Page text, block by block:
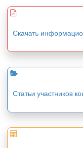
Скачать
Статьи участников